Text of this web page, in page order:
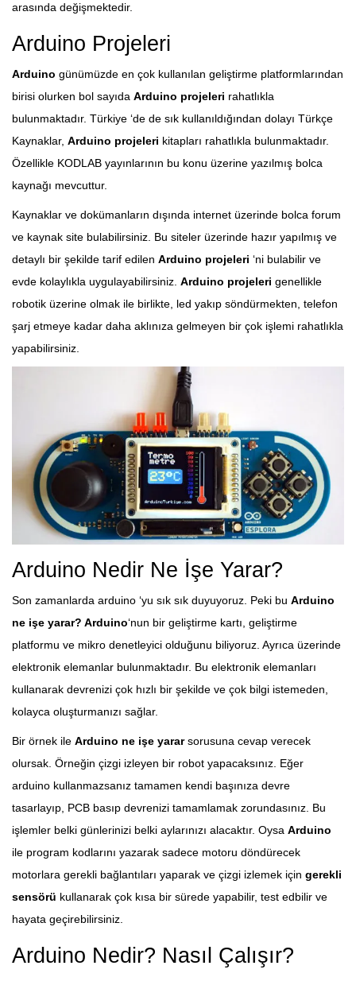
arasında değişmektedir.
Arduino Projeleri
Arduino günümüzde en çok kullanılan geliştirme platformlarından
birisi olurken bol sayıda Arduino projeleri rahatlıkla
bulunmaktadır. Türkiye ‘de de sık kullanıldığından dolayı Türkçe
Kaynaklar, Arduino projeleri kitapları rahatlıkla bulunmaktadır.
Özellikle KODLAB yayınlarının bu konu üzerine yazılmış bolca
kaynağı mevcuttur.
Kaynaklar ve dokümanların dışında internet üzerinde bolca forum
ve kaynak site bulabilirsiniz. Bu siteler üzerinde hazır yapılmış ve
detaylı bir şekilde tarif edilen Arduino projeleri ‘ni bulabilir ve
evde kolaylıkla uygulayabilirsiniz. Arduino projeleri genellikle
robotik üzerine olmak ile birlikte, led yakıp söndürmekten, telefon
şarj etmeye kadar daha aklınıza gelmeyen bir çok işlemi rahatlıkla
yapabilirsiniz.
Arduino Nedir Ne İşe Yarar?
Son zamanlarda arduino ‘yu sık sık duyuyoruz. Peki bu Arduino
ne işe yarar? Arduino‘nun bir geliştirme kartı, geliştirme
platformu ve mikro denetleyici olduğunu biliyoruz. Ayrıca üzerinde
elektronik elemanlar bulunmaktadır. Bu elektronik elemanları
kullanarak devrenizi çok hızlı bir şekilde ve çok bilgi istemeden,
kolayca oluşturmanızı sağlar.
Bir örnek ile Arduino ne işe yararsorusuna cevap verecek
olursak. Örneğin çizgi izleyen bir robot yapacaksınız. Eğer
arduino kullanmazsanız tamamen kendi başınıza devre
tasarlayıp, PCB basıp devrenizi tamamlamak zorundasınız. Bu
işlemler belki günlerinizi belki aylarınızı alacaktır. Oysa Arduino
ile program kodlarını yazarak sadece motoru döndürecek
motorlara gerekli bağlantıları yaparak ve çizgi izlemek için gerekli
sensörü kullanarak çok kısa bir sürede yapabilir, test edbilir ve
hayata geçirebilirsiniz.
Arduino Nedir? Nasıl Çalışır?